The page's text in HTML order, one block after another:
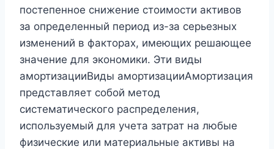
постепенное снижение стоимости активов
за определенный период из-за серьезных
изменений в факторах, имеющих решающее
значение для экономики. Эти виды
амортизацииВиды амортизацииАмортизация
представляет собой метод
систематического распределения,
используемый для учета затрат на любые
физические или материальные активы на